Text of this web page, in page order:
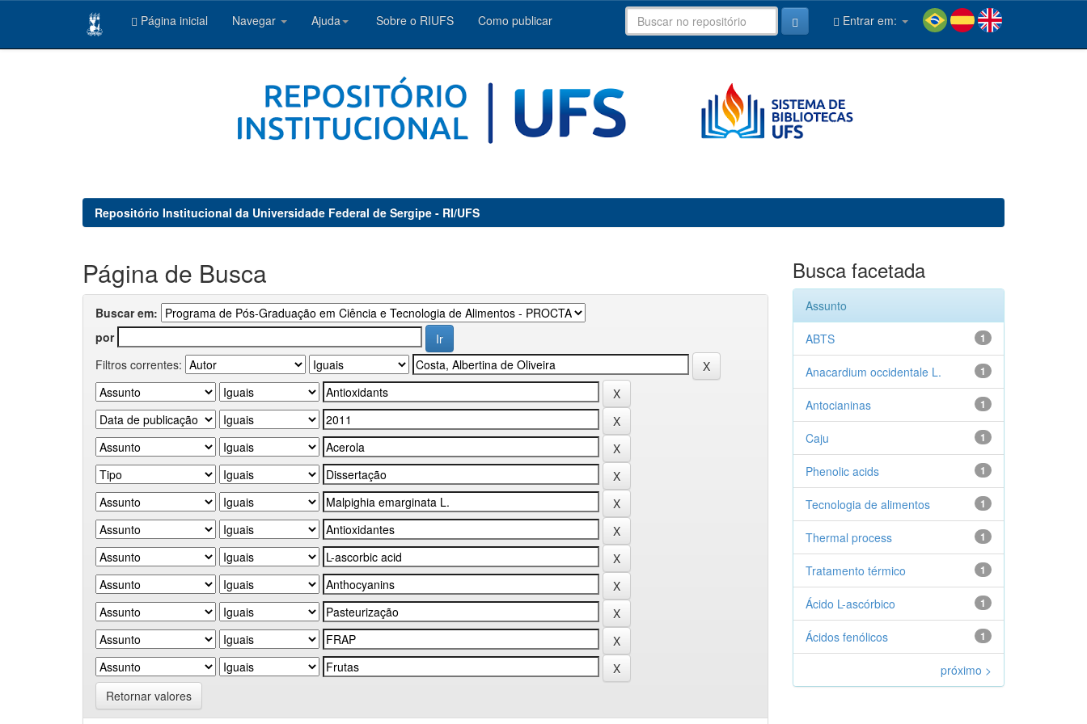
Página inicial Navegar Ajuda Sobre o RIUFS Como publicar Entrar em:
Repositório Institucional da Universidade Federal de Sergipe - RI/UFS
Página de Busca
Buscar em:
por
Filtros correntes:
Retornar valores
Busca facetada
Assunto
1
ABTS
1
Anacardium occidentale L.
1
Antocianinas
1
Caju
1
Phenolic acids
1
Tecnologia de alimentos
1
Thermal process
1
Tratamento térmico
1
Ácido L-ascórbico
1
Ácidos fenólicos
próximo >